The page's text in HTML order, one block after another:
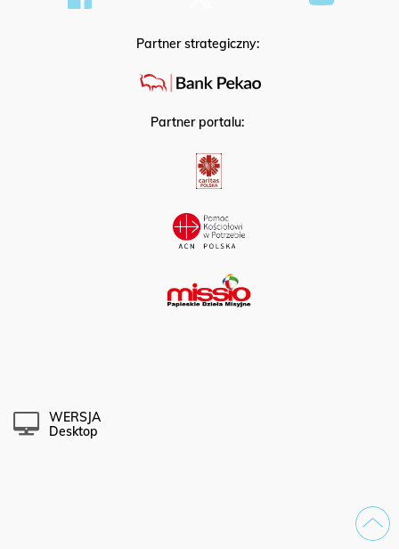
Partner strategiczny:
Partner portalu:
WERSJA
Desktop